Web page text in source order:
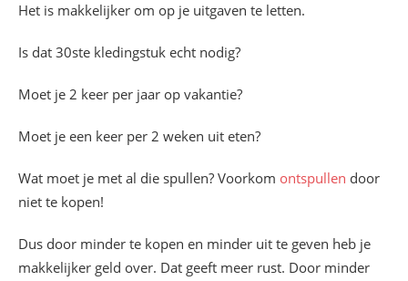
Het is makkelijker om op je uitgaven te letten.
Is dat 30ste kledingstuk echt nodig?
Moet je 2 keer per jaar op vakantie?
Moet je een keer per 2 weken uit eten?
Wat moet je met al die spullen? Voorkom ontspullen door
niet te kopen!
Dus door minder te kopen en minder uit te geven heb je
makkelijker geld over. Dat geeft meer rust. Door minder